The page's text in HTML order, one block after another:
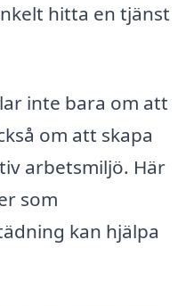
hitta en tjänst
inte bara om att
om att skapa
arbetsmiljö. Här
som
kan hjälpa